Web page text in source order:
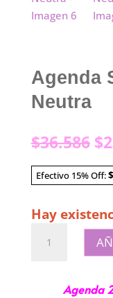
Agenda
Neutra
$36.586 El
$
Efectivo 15% Off:
Hay
Sem
Agenda